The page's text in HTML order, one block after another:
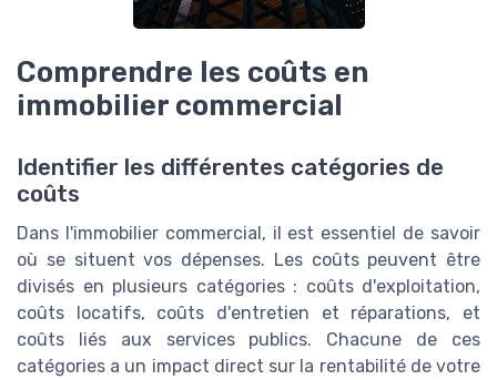
Comprendre les coûts en
immobilier commercial
Identifier les différentes catégories de
coûts
Dans l'immobilier commercial, il est essentiel de savoir
où se situent vos dépenses. Les coûts peuvent être
divisés en plusieurs catégories : coûts d'exploitation,
coûts locatifs, coûts d'entretien et réparations, et
coûts liés aux services publics. Chacune de ces
catégories a un impact direct sur la rentabilité de votre